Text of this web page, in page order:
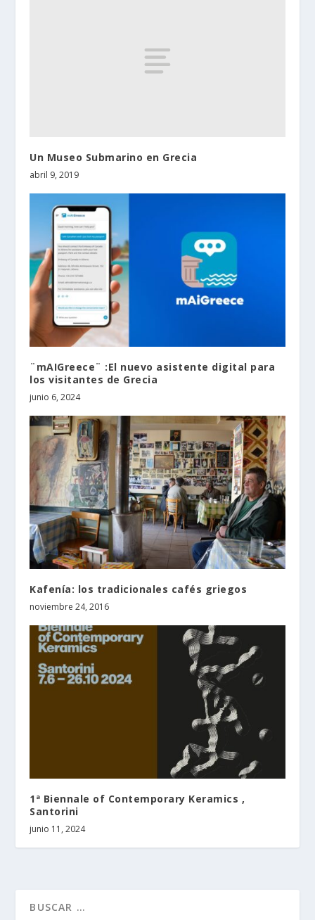
Un Museo Submarino en Grecia
abril 9, 2019
¨mAIGreece¨ :El nuevo asistente digital para
los visitantes de Grecia
junio 6, 2024
Kafenía: los tradicionales cafés griegos
noviembre 24, 2016
1ª Biennale of Contemporary Keramics ,
Santorini
junio 11, 2024